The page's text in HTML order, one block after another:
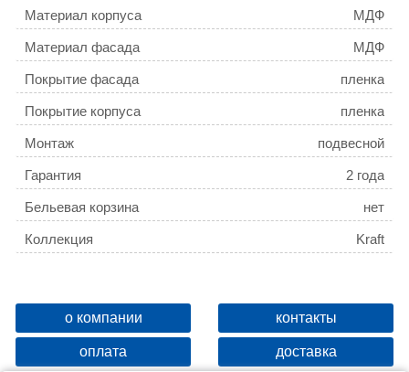
Материал корпуса МДФ
Материал фасада МДФ
Покрытие фасада пленка
Покрытие корпуса пленка
Монтаж подвесной
Гарантия 2 года
Бельевая корзина нет
Коллекция Kraft
о компании контакты
оплата доставка